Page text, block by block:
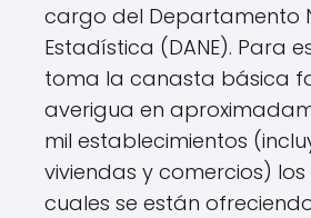
cargo del Departamento
Estadística (DANE). Para
toma la canasta básica
averigua en
mil establecimientos
viviendas y comercios)
cuales se están